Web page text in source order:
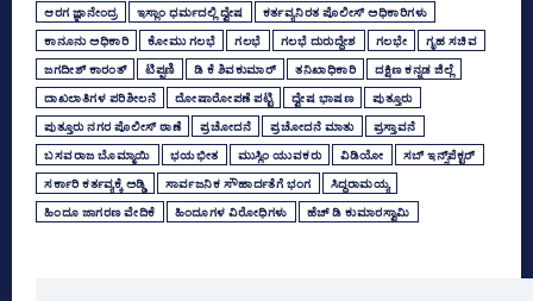
ಆರಗ ಜ್ಞಾನೇಂದ್ರ ಇಸ್ಲಾಂ ಧರ್ಮದಲ್ಲಿ ದ್ವೇಷ ಕರ್ತವ್ಯನಿರತ ಪೊಲೀಸ್‌ ಅಧಿಕಾರಿಗಳು
ಕಾನೂನು ಅಧಿಕಾರಿ ಕೋಮು ಗಲಭೆ ಗಲಭೆ ಗಲಭೆ ದುರುದ್ದೇಶ ಗಲಭೇ ಗೃಹ ಸಚಿವ
ಜಗದೀಶ್‌ ಕಾರಂತ್ ಟಿಪ್ಪಣಿ ಡಿ ಕೆ ಶಿವಕುಮಾರ್ ತನಿಖಾಧಿಕಾರಿ ದಕ್ಷಿಣ ಕನ್ನಡ ಜಿಲ್ಲೆ
ದಾಖಲಾತಿಗಳ ಪರಿಶೀಲನೆ ದೋಷಾರೋಪಣೆ ಪಟ್ಟಿ ದ್ವೇಷ ಭಾಷಣ ಪುತ್ತೂರು
ಪುತ್ತೂರು ನಗರ ಪೊಲೀಸ್‌ ಠಾಣೆ ಪ್ರಚೋದನೆ ಪ್ರಚೋದನೆ ಮಾತು ಪ್ರಸ್ತಾವನೆ
ಬಸವರಾಜ ಬೊಮ್ಮಾಯಿ ಭಯಭೀತ ಮುಸ್ಲಿಂ ಯುವಕರು ವಿಡಿಯೋ ಸಬ್‌ ಇನ್ಸ್‌ಪೆಕ್ಟರ್‌
ಸರ್ಕಾರಿ ಕರ್ತವ್ಯಕ್ಕೆ ಅಡ್ಡಿ ಸಾರ್ವಜನಿಕ ಸೌಹಾರ್ದತೆಗೆ ಭಂಗ ಸಿದ್ದರಾಮಯ್ಯ
ಹಿಂದೂ ಜಾಗರಣ ವೇದಿಕೆ ಹಿಂದೂಗಳ ವಿರೋಧಿಗಳು ಹೆಚ್‌ ಡಿ ಕುಮಾರಸ್ವಾಮಿ